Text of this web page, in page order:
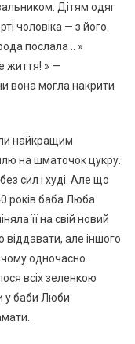
Дітям одяг
чоловіка — з його.
послала .. »
життя! » —
вона могла накрити
найкращим
на шматочок цукру.
сил і худі. Але що
років баба Люба
її на свій новий
віддавати, але іншого
одночасно.
всіх зеленкою
у баби Люби.